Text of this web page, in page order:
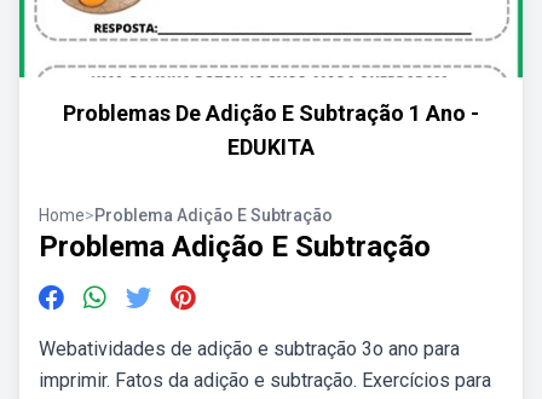
Problemas De Adição E Subtração 1 Ano -
EDUKITA
Home>Problema Adição E Subtração
Problema Adição E Subtração
Webatividades de adição e subtração 3o ano para
imprimir. Fatos da adição e subtração. Exercícios para